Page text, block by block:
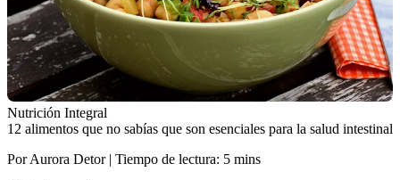
Nutrición Integral
12 alimentos que no sabías que son esenciales para la salud intestinal
Por Aurora Detor | Tiempo de lectura: 5 mins